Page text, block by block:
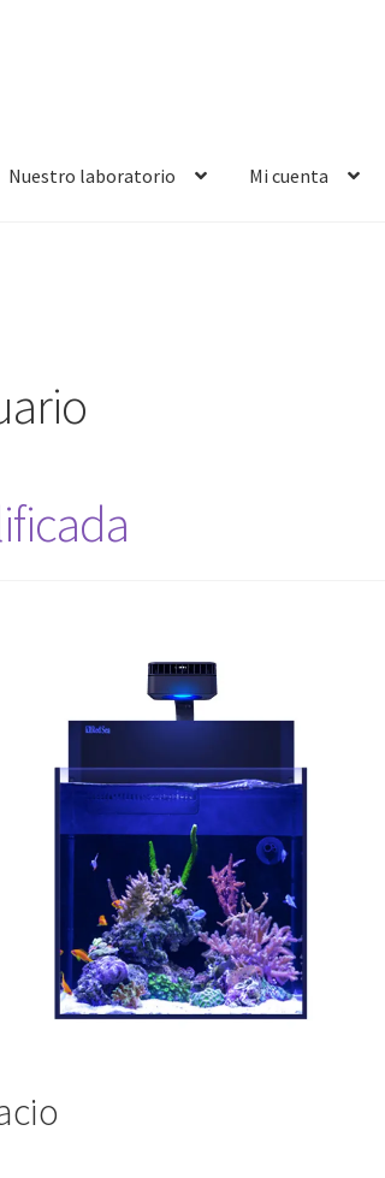
Nuestro laboratorio Mi cuenta